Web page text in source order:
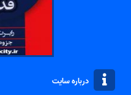
درباره سایت